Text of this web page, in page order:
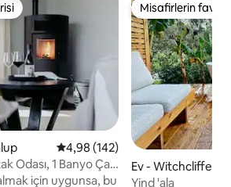
en beğenilenler arasında
5 üzerinden ortalama 4,98
4,98 (142)
Odası, 1 Banyo Çatı
için uygunsa, bu
Misafirlerin
Misafirlerin
Ev - Witchcliffe
Yind 'ala